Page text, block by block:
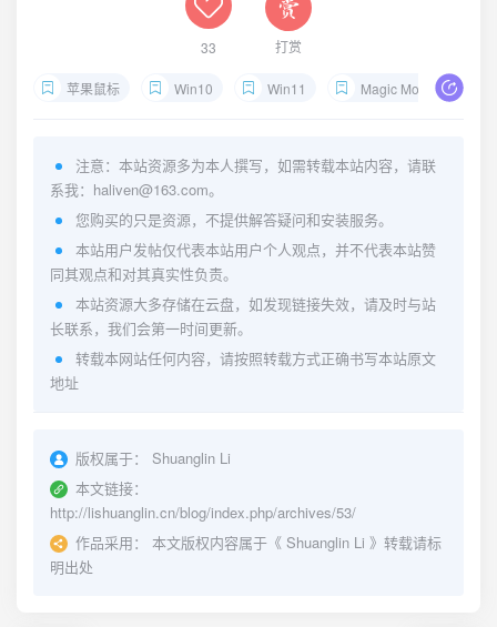
33 打赏
苹果鼠标 Win10 Win11 Magic Mouse
注意：本站资源多为本人撰写，如需转载本站内容，请联
系我：haliven@163.com。
您购买的只是资源，不提供解答疑问和安装服务。
本站用户发帖仅代表本站用户个人观点，并不代表本站赞
同其观点和对其真实性负责。
本站资源大多存储在云盘，如发现链接失效，请及时与站
长联系，我们会第一时间更新。
转载本网站任何内容，请按照转载方式正确书写本站原文
地址
版权属于：
Shuanglin Li
本文链接：
http://lishuanglin.cn/blog/index.php/archives/53/
作品采用：
本文版权内容属于《 Shuanglin Li 》转载请标
明出处